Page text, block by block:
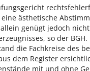
ästhetische
genügt jedoch
so der
die Fachkreise des
dem Register
mit und ohne